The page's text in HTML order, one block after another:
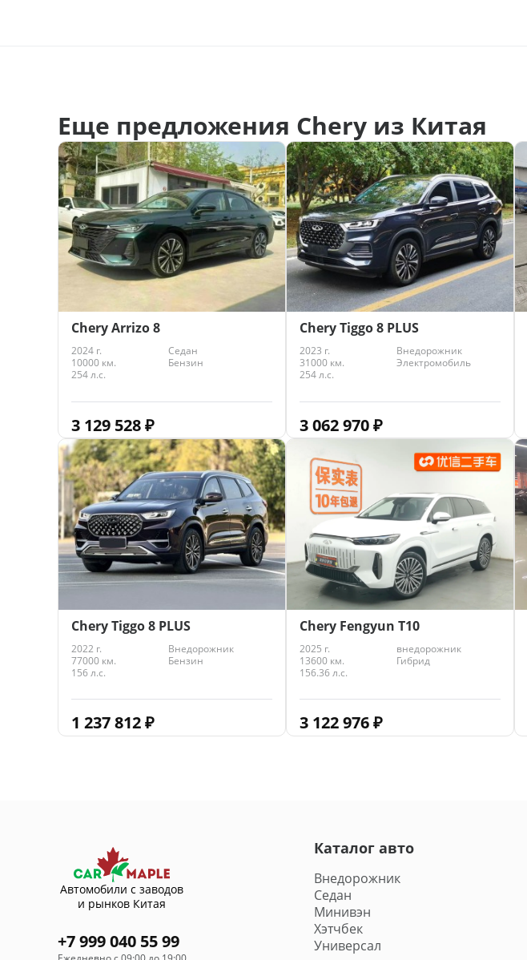
Еще предложения Chery из Китая
Chery Arrizo 8
2024 г.
Седан
10000 км.
Бензин
254 л.с.
3 129 528₽
Chery Tiggo 8 PLUS
2023 г.
Внедорожник
31000 км.
Электромобиль
254 л.с.
3 062 970₽
Chery Tiggo 8 PLUS
2022 г.
Внедорожник
77000 км.
Бензин
156 л.с.
1 237 812₽
Chery Fengyun T10
2025 г.
внедорожник
13600 км.
Гибрид
156.36 л.с.
3 122 976₽
Автомобили с заводов
и рынков Китая
+7 999 040 55 99
Каталог авто
Внедорожник
Седан
Минивэн
Хэтчбек
Универсал